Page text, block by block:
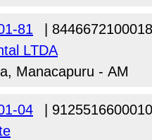
81
|
LTDA
Manacapuru - AM
04
|